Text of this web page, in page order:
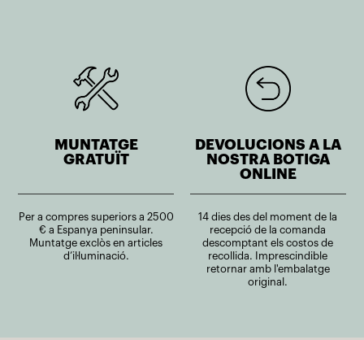
MUNTATGE
GRATUÏT
Per a compres superiors a 2500
€ a Espanya peninsular.
Muntatge exclòs en articles
d’il·luminació.
DEVOLUCIONS A LA
NOSTRA BOTIGA
ONLINE
14 dies des del moment de la
recepció de la comanda
descomptant els costos de
recollida. Imprescindible
retornar amb l'embalatge
original.